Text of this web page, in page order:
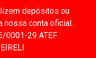
depósitos ou
nossa conta oficial.
0001-29 ATEF